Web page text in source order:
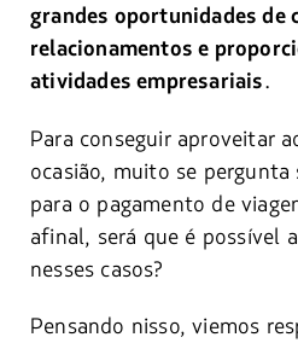
grandes oportunidades de
relacionamentos e
atividades empresariais.
Para conseguir aproveitar
ocasião, muito se
para o pagamento de
afinal, será que é possível
nesses casos?
Pensando nisso, viemos